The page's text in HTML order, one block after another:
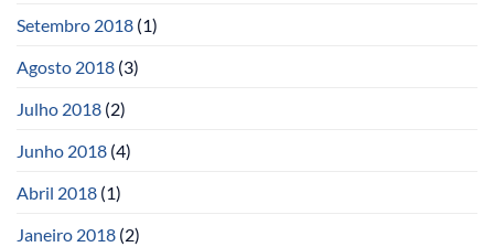
Setembro 2018 (1)
Agosto 2018 (3)
Julho 2018 (2)
Junho 2018 (4)
Abril 2018 (1)
Janeiro 2018 (2)